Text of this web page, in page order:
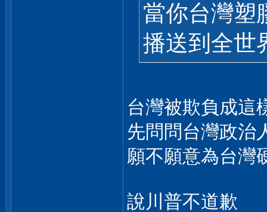
當你台灣塑
播送到全世
台灣被欺負成這
先問問台灣政治
願不願意為台灣
說川普不道歉